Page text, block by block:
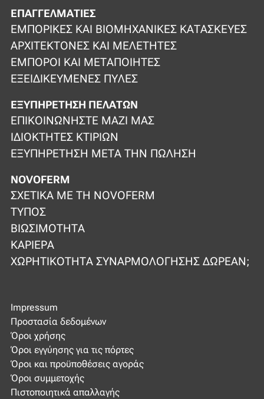
ΕΠΑΓΓΕΛΜΑΤΊΕΣ
ΕΜΠΟΡΙΚΈΣ ΚΑΙ ΒΙΟΜΗΧΑΝΙΚΈΣ ΚΑΤΑΣΚΕΥΈΣ
ΑΡΧΙΤΈΚΤΟΝΕΣ ΚΑΙ ΜΕΛΕΤΗΤΈΣ
ΈΜΠΟΡΟΙ ΚΑΙ ΜΕΤΑΠΟΙΗΤΈΣ
ΕΞΕΙΔΙΚΕΥΜΈΝΕΣ ΠΎΛΕΣ
ΕΞΥΠΗΡΈΤΗΣΗ ΠΕΛΑΤΏΝ
ΕΠΙΚΟΙΝΩΝΉΣΤΕ ΜΑΖΊ ΜΑΣ
ΙΔΙΟΚΤΉΤΕΣ ΚΤΙΡΊΩΝ
ΕΞΥΠΗΡΈΤΗΣΗ ΜΕΤΆ ΤΗΝ ΠΏΛΗΣΗ
NOVOFERM
ΣΧΕΤΙΚΆ ΜΕ ΤΗ NOVOFERM
ΤΎΠΟΣ
ΒΙΩΣΙΜΌΤΗΤΑ
ΚΑΡΙΈΡΑ
ΧΩΡΗΤΙΚΌΤΗΤΑ ΣΥΝΑΡΜΟΛΌΓΗΣΗΣ ΔΩΡΕΆΝ;
Impressum
Προστασία δεδομένων
Όροι χρήσης
Όροι εγγύησης για τις πόρτες
Όροι και προϋποθέσεις αγοράς
Όροι συμμετοχής
Πιστοποιητικά απαλλαγής